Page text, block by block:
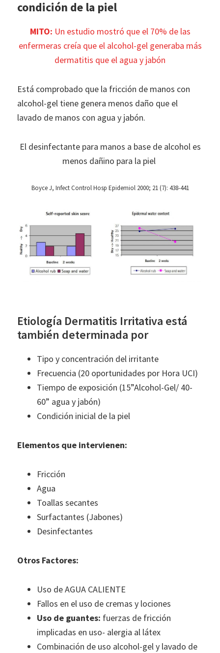
condición de la piel
MITO: Un estudio mostró que el 70% de las
enfermeras creía que el alcohol-gel generaba más
dermatitis que el agua y jabón
Está comprobado que la fricción de manos con
alcohol-gel tiene genera menos daño que el
lavado de manos con agua y jabón.
El desinfectante para manos a base de alcohol es
menos dañino para la piel
Boyce J, Infect Control Hosp Epidemiol 2000; 21 (7): 438-441
Etiología Dermatitis Irritativa está
también determinada por
Tipo y concentración del irritante
Frecuencia (20 oportunidades por Hora UCI)
Tiempo de exposición (15”Alcohol-Gel/ 40-
60” agua y jabón)
Condición inicial de la piel
Elementos que intervienen:
Fricción
Agua
Toallas secantes
Surfactantes (Jabones)
Desinfectantes
Otros Factores:
Uso de AGUA CALIENTE
Fallos en el uso de cremas y lociones
Uso de guantes: fuerzas de fricción
implicadas en uso- alergia al látex
Combinación de uso alcohol-gel y lavado de